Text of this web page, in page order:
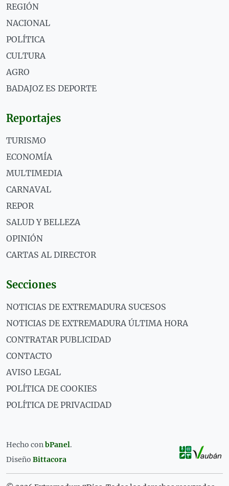
REGIÓN
NACIONAL
POLÍTICA
CULTURA
AGRO
BADAJOZ ES DEPORTE
Reportajes
TURISMO
ECONOMÍA
MULTIMEDIA
CARNAVAL
REPOR
SALUD Y BELLEZA
OPINIÓN
CARTAS AL DIRECTOR
Secciones
NOTICIAS DE EXTREMADURA SUCESOS
NOTICIAS DE EXTREMADURA ÚLTIMA HORA
CONTRATAR PUBLICIDAD
CONTACTO
AVISO LEGAL
POLÍTICA DE COOKIES
POLÍTICA DE PRIVACIDAD
Hecho conbPanel.
Diseño Bittacora